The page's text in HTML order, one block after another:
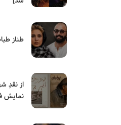
طناز
از نقدِ
نمایش